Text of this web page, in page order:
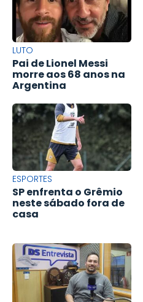
LUTO
Pai de Lionel Messi
morre aos 68 anos na
Argentina
ESPORTES
SP enfrenta o Grêmio
neste sábado fora de
casa